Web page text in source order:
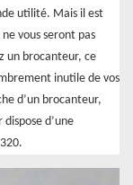
utilité. Mais il est
vous seront pas
un brocanteur, ce
inutile de vos
d’un brocanteur,
d’une